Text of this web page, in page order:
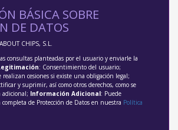
BÁSICA SOBRE
DE DATOS
CHIPS, S.L.
consultas planteadas por el usuario y enviarle la
: Consentimiento del usuario;
realizan cesiones si existe una obligación legal;
y suprimir, así como otros derechos, como se
Información Adicional: Puede
de Protección de Datos en nuestra Política